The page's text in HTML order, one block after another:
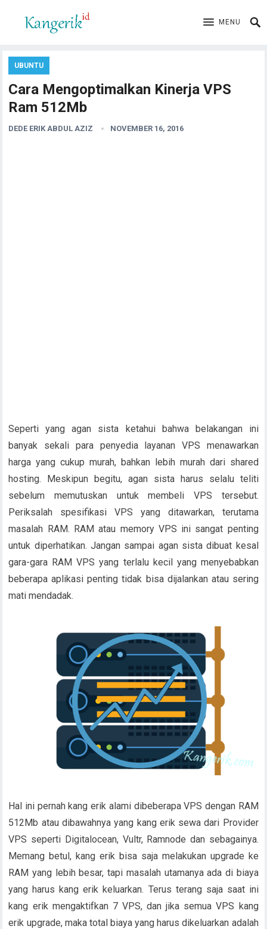
MENU
UBUNTU
Cara Mengoptimalkan Kinerja VPS
Ram 512Mb
DEDE ERIK ABDUL AZIZ NOVEMBER 16, 2016
Seperti yang agan sista ketahui bahwa belakangan ini
banyak sekali para penyedia layanan VPS menawarkan
harga yang cukup murah, bahkan lebih murah dari shared
hosting. Meskipun begitu, agan sista harus selalu teliti
sebelum memutuskan untuk membeli VPS tersebut.
Periksalah spesifikasi VPS yang ditawarkan, terutama
masalah RAM. RAM atau memory VPS ini sangat penting
untuk diperhatikan. Jangan sampai agan sista dibuat kesal
gara-gara RAM VPS yang terlalu kecil yang menyebabkan
beberapa aplikasi penting tidak bisa dijalankan atau sering
mati mendadak.
Hal ini pernah kang erik alami dibeberapa VPS dengan RAM
512Mb atau dibawahnya yang kang erik sewa dari Provider
VPS seperti Digitalocean, Vultr, Ramnode dan sebagainya.
Memang betul, kang erik bisa saja melakukan upgrade ke
RAM yang lebih besar, tapi masalah utamanya ada di biaya
yang harus kang erik keluarkan. Terus terang saja saat ini
kang erik mengaktifkan 7 VPS, dan jika semua VPS kang
erik upgrade, maka total biaya yang harus dikeluarkan adalah